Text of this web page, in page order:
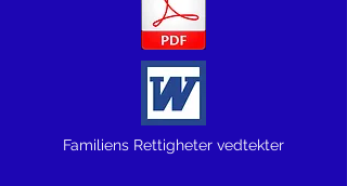
Familiens Rettigheter vedtekter